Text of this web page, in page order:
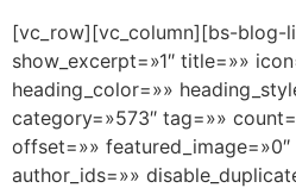
[vc_row][vc_column][bs-blog-
show_excerpt=»1″ title=»»
heading_color=»»
category=»573″ tag=»»
offset=»» featured_image=»0″
author_ids=»»